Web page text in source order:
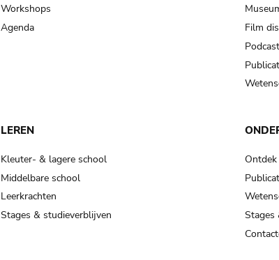
Workshops
Agenda
Film
LEREN
Kleuter- & lagere school
Middelbare school
Leerkrachten
Stages & studieverblijven
Stages